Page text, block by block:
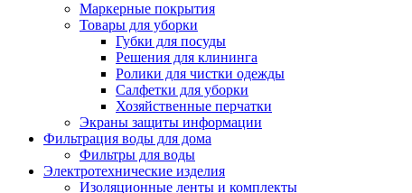
Маркерные покрытия
Товары для уборки
Губки для посуды
Решения для клининга
Ролики для чистки одежды
Салфетки для уборки
Хозяйственные перчатки
Экраны защиты информации
Фильтрация воды для дома
Фильтры для воды
Электротехнические изделия
Изоляционные ленты и комплекты